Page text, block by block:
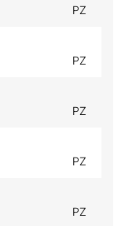
PZ
PZ
PZ
PZ
PZ